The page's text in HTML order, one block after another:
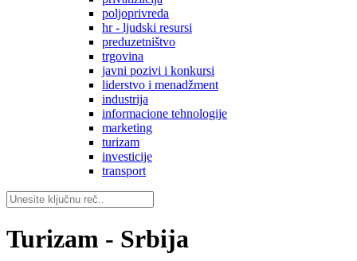
poljoprivreda
hr - ljudski resursi
preduzetništvo
trgovina
javni pozivi i konkursi
liderstvo i menadžment
industrija
informacione tehnologije
marketing
turizam
investicije
transport
Turizam - Srbija